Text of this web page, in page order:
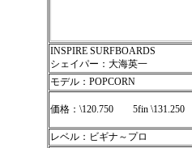
INSPIRE SURFBOARDS
シェイパー：大海英一
モデル：POPCORN
価格：\120.750 5fin \131.250
レベル：ビギナ～プロ